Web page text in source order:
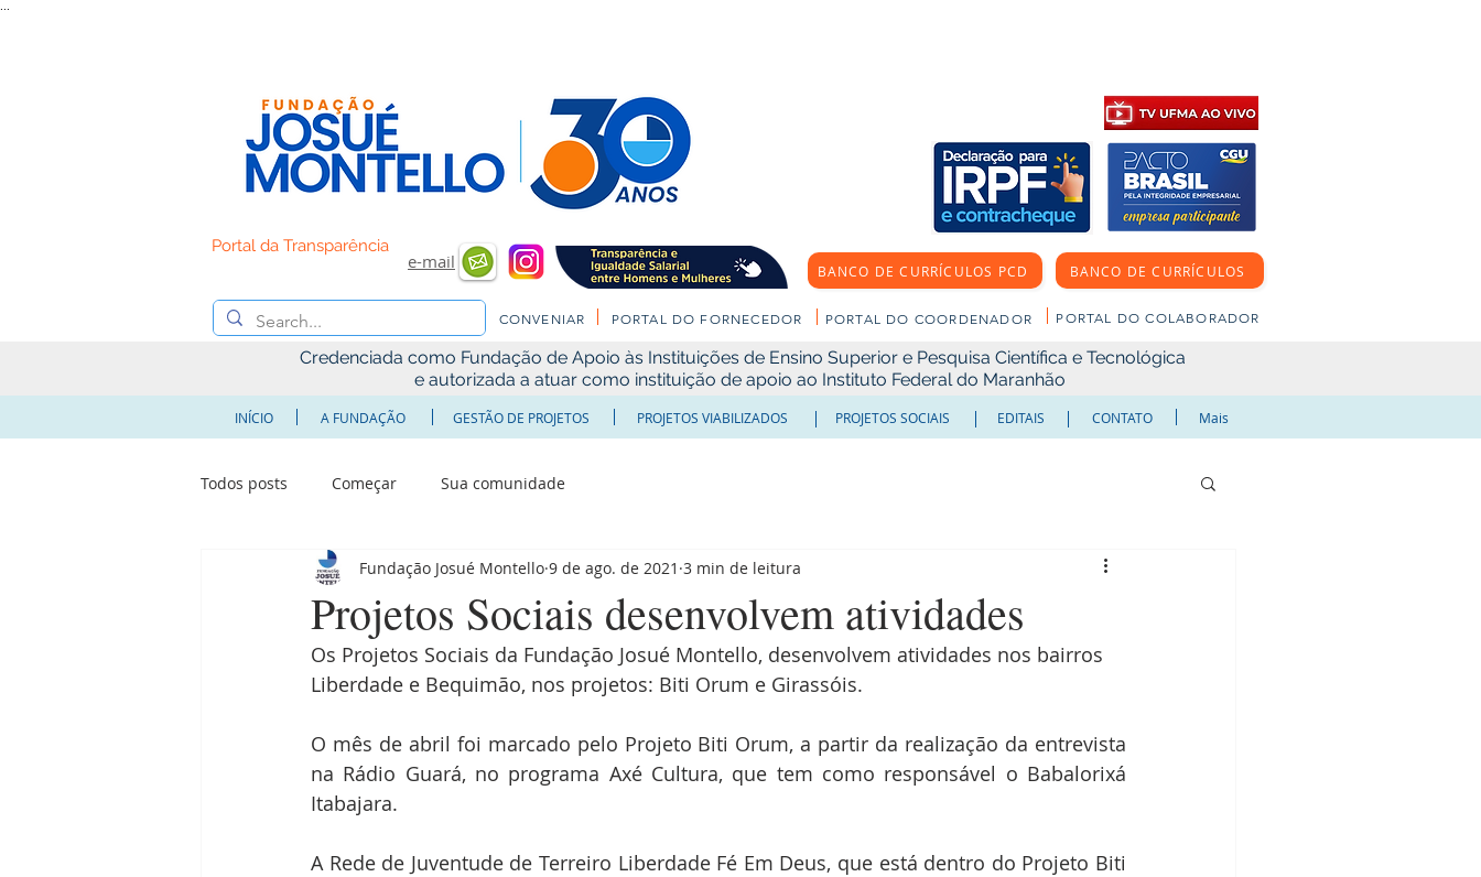
Portal da Transparência
e-mail BANCO DE CURRÍCULOS PCD BANCO DE CURRÍCULOS
CONVENIAR PORTAL DO FORNECEDOR PORTAL DO COORDENADOR PORTAL DO COLABORADOR
Credenciada como Fundação de Apoio às Instituições de Ensino Superior e Pesquisa Científica e Tecnológica
e autorizada a atuar como instituição de apoio ao Instituto Federal do Maranhão
INÍCIO A FUNDAÇÃO GESTÃO DE PROJETOS PROJETOS VIABILIZADOS PROJETOS SOCIAIS EDITAIS CONTATO Mais
Todos posts Começar Sua comunidade
Projetos Sociais desenvolvem atividades
Fundação Josué Montello 9 de ago. de 2021 3 min de leitura
Os Projetos Sociais da Fundação Josué Montello, desenvolvem atividades nos bairros
Liberdade e Bequimão, nos projetos: Biti Orum e Girassóis.
O mês de abril foi marcado pelo Projeto Biti Orum, a partir da realização da entrevista
na Rádio Guará, no programa Axé Cultura, que tem como responsável o Babalorixá
Itabajara.
A Rede de Juventude de Terreiro Liberdade Fé Em Deus, que está dentro do Projeto Biti